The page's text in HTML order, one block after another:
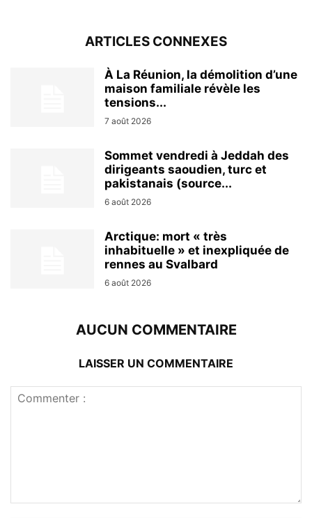
ARTICLES CONNEXES
À La Réunion, la démolition d’une
maison familiale révèle les
tensions...
7 août 2026
Sommet vendredi à Jeddah des
dirigeants saoudien, turc et
pakistanais (source...
6 août 2026
Arctique: mort « très
inhabituelle » et inexpliquée de
rennes au Svalbard
6 août 2026
AUCUN COMMENTAIRE
LAISSER UN COMMENTAIRE